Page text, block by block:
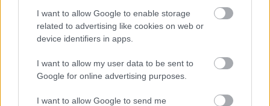
I want to allow Google to enable storage
related to advertising like cookies on web or
device identifiers in apps.
I want to allow my user data to be sent to
Google for online advertising purposes.
I want to allow Google to send me
Scuderia Ferrari
Facebook X